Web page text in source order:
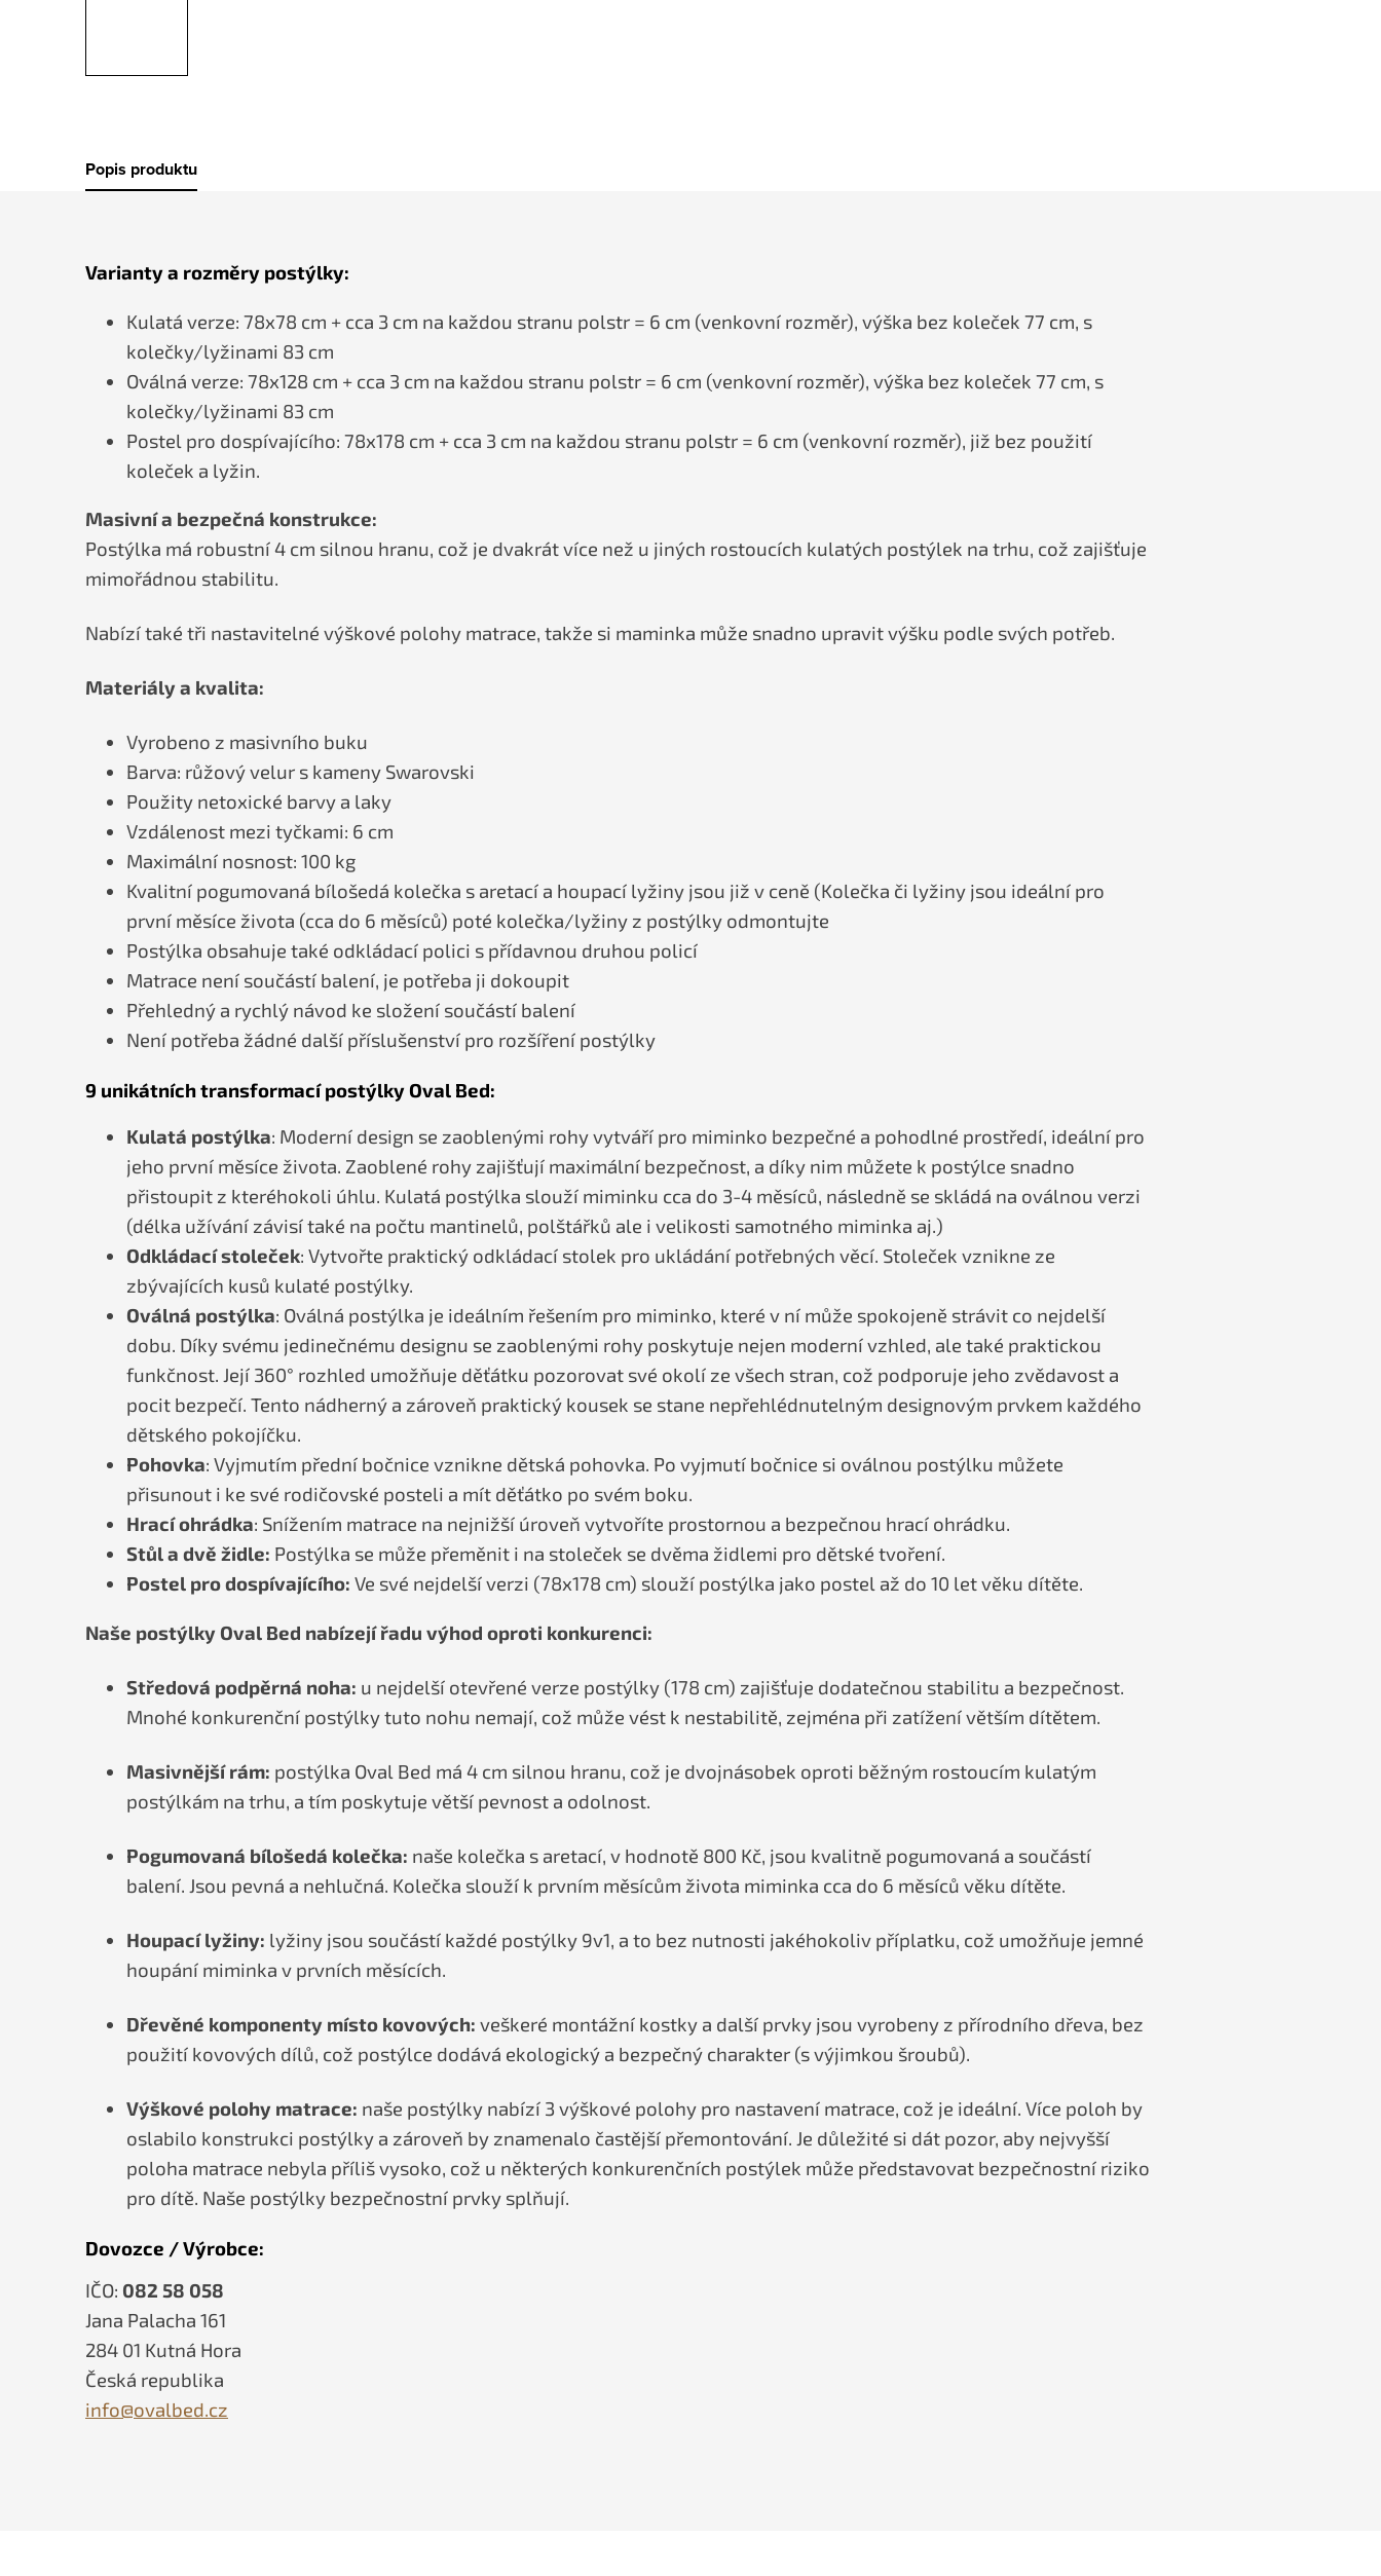
Popis produktu
Varianty a rozměry postýlky:
Kulatá verze: 78x78 cm + cca 3 cm na každou stranu polstr = 6 cm (venkovní rozměr), výška bez koleček 77 cm, s
kolečky/lyžinami 83 cm
Oválná verze: 78x128 cm + cca 3 cm na každou stranu polstr = 6 cm (venkovní rozměr), výška bez koleček 77 cm, s
kolečky/lyžinami 83 cm
Postel pro dospívajícího: 78x178 cm + cca 3 cm na každou stranu polstr = 6 cm (venkovní rozměr), již bez použití
koleček a lyžin.
Masivní a bezpečná konstrukce:
Postýlka má robustní 4 cm silnou hranu, což je dvakrát více než u jiných rostoucích kulatých postýlek na trhu, což zajišťuje
mimořádnou stabilitu.
Nabízí také tři nastavitelné výškové polohy matrace, takže si maminka může snadno upravit výšku podle svých potřeb.
Materiály a kvalita:
Vyrobeno z masivního buku
Barva: růžový velur s kameny Swarovski
Použity netoxické barvy a laky
Vzdálenost mezi tyčkami: 6 cm
Maximální nosnost: 100 kg
Kvalitní pogumovaná bílošedá kolečka s aretací a houpací lyžiny jsou již v ceně (Kolečka či lyžiny jsou ideální pro
první měsíce života (cca do 6 měsíců) poté kolečka/lyžiny z postýlky odmontujte
Postýlka obsahuje také odkládací polici s přídavnou druhou policí
Matrace není součástí balení, je potřeba ji dokoupit
Přehledný a rychlý návod ke složení součástí balení
Není potřeba žádné další příslušenství pro rozšíření postýlky
9 unikátních transformací postýlky Oval Bed:
Kulatá postýlka: Moderní design se zaoblenými rohy vytváří pro miminko bezpečné a pohodlné prostředí, ideální pro
jeho první měsíce života. Zaoblené rohy zajišťují maximální bezpečnost, a díky nim můžete k postýlce snadno
přistoupit z kteréhokoli úhlu. Kulatá postýlka slouží miminku cca do 3-4 měsíců, následně se skládá na oválnou verzi
(délka užívání závisí také na počtu mantinelů, polštářků ale i velikosti samotného miminka aj.)
Odkládací stoleček: Vytvořte praktický odkládací stolek pro ukládání potřebných věcí. Stoleček vznikne ze
zbývajících kusů kulaté postýlky.
Oválná postýlka: Oválná postýlka je ideálním řešením pro miminko, které v ní může spokojeně strávit co nejdelší
dobu. Díky svému jedinečnému designu se zaoblenými rohy poskytuje nejen moderní vzhled, ale také praktickou
funkčnost. Její 360° rozhled umožňuje děťátku pozorovat své okolí ze všech stran, což podporuje jeho zvědavost a
pocit bezpečí. Tento nádherný a zároveň praktický kousek se stane nepřehlédnutelným designovým prvkem každého
dětského pokojíčku.
Pohovka: Vyjmutím přední bočnice vznikne dětská pohovka. Po vyjmutí bočnice si oválnou postýlku můžete
přisunout i ke své rodičovské posteli a mít děťátko po svém boku.
Hrací ohrádka: Snížením matrace na nejnižší úroveň vytvoříte prostornou a bezpečnou hrací ohrádku.
Stůl a dvě židle: Postýlka se může přeměnit i na stoleček se dvěma židlemi pro dětské tvoření.
Postel pro dospívajícího: Ve své nejdelší verzi (78x178 cm) slouží postýlka jako postel až do 10 let věku dítěte.
Naše postýlky Oval Bed nabízejí řadu výhod oproti konkurenci:
Středová podpěrná noha: u nejdelší otevřené verze postýlky (178 cm) zajišťuje dodatečnou stabilitu a bezpečnost.
Mnohé konkurenční postýlky tuto nohu nemají, což může vést k nestabilitě, zejména při zatížení větším dítětem.
Masivnější rám: postýlka Oval Bed má 4 cm silnou hranu, což je dvojnásobek oproti běžným rostoucím kulatým
postýlkám na trhu, a tím poskytuje větší pevnost a odolnost.
Pogumovaná bílošedá kolečka: naše kolečka s aretací, v hodnotě 800 Kč, jsou kvalitně pogumovaná a součástí
balení. Jsou pevná a nehlučná. Kolečka slouží k prvním měsícům života miminka cca do 6 měsíců věku dítěte.
Houpací lyžiny: lyžiny jsou součástí každé postýlky 9v1, a to bez nutnosti jakéhokoliv příplatku, což umožňuje jemné
houpání miminka v prvních měsících.
Dřevěné komponenty místo kovových: veškeré montážní kostky a další prvky jsou vyrobeny z přírodního dřeva, bez
použití kovových dílů, což postýlce dodává ekologický a bezpečný charakter (s výjimkou šroubů).
Výškové polohy matrace: naše postýlky nabízí 3 výškové polohy pro nastavení matrace, což je ideální. Více poloh by
oslabilo konstrukci postýlky a zároveň by znamenalo častější přemontování. Je důležité si dát pozor, aby nejvyšší
poloha matrace nebyla příliš vysoko, což u některých konkurenčních postýlek může představovat bezpečnostní riziko
pro dítě. Naše postýlky bezpečnostní prvky splňují.
Dovozce / Výrobce:
IČO: 082 58 058
Jana Palacha 161
284 01 Kutná Hora
Česká republika
info@ovalbed.cz